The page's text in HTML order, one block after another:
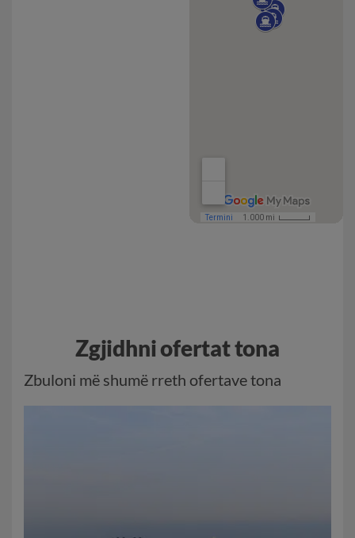
Zgjidhni ofertat tona
Zbuloni më shumë rreth ofertave tona